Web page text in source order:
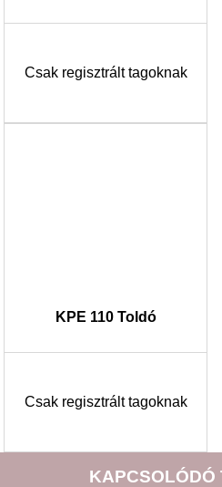
Csak regisztrált tagoknak
KPE 110 Toldó
Csak regisztrált tagoknak
KAPCSOLÓDÓ